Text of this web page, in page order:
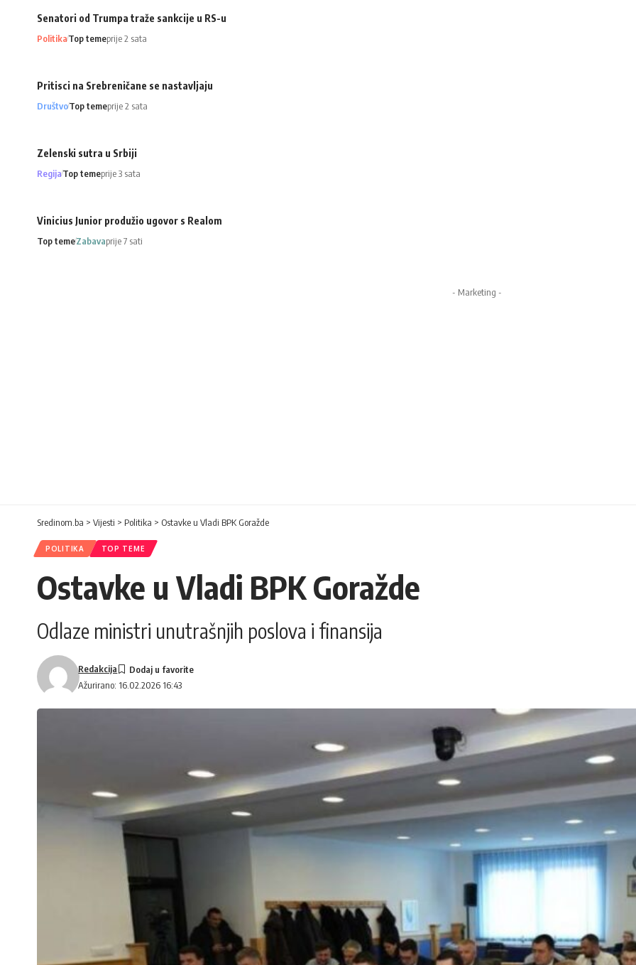
Senatori od Trumpa traže sankcije u RS-u
PolitikaTop temeprije 2 sata
Pritisci na Srebreničane se nastavljaju
DruštvoTop temeprije 2 sata
Zelenski sutra u Srbiji
RegijaTop temeprije 3 sata
Vinicius Junior produžio ugovor s Realom
Top temeZabavaprije 7 sati
- Marketing -
Sredinom.ba > Vijesti > Politika > Ostavke u Vladi BPK Goražde
POLITIKA TOP TEME
Ostavke u Vladi BPK Goražde
Odlaze ministri unutrašnjih poslova i finansija
Ažurirano: 16.02.2026 16:43
Redakcija